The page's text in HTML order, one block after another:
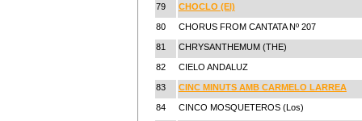
79 CHOCLO (El)
80 CHORUS FROM CANTATA Nº 207
81 CHRYSANTHEMUM (THE)
82 CIELO ANDALUZ
83 CINC MINUTS AMB CARMELO LARREA
84 CINCO MOSQUETEROS (Los)